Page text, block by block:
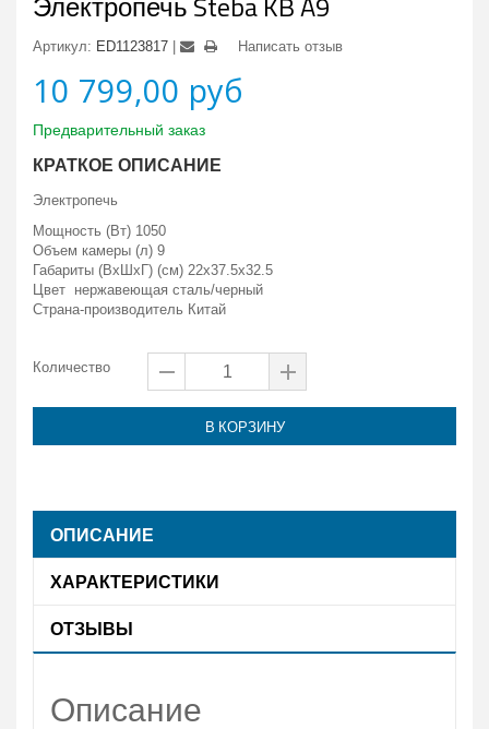
Артикул: ED1123817 Написать отзыв
10 799,00 руб
Предварительный заказ
КРАТКОЕ ОПИСАНИЕ
Электропечь
Мощность (Вт) 1050
Объем камеры (л) 9
Габариты (ВxШxГ) (см) 22x37.5x32.5
Цвет нержавеющая сталь/черный
Страна-производитель Китай
Количество
В КОРЗИНУ
ОПИСАНИЕ
ХАРАКТЕРИСТИКИ
ОТЗЫВЫ
Описание